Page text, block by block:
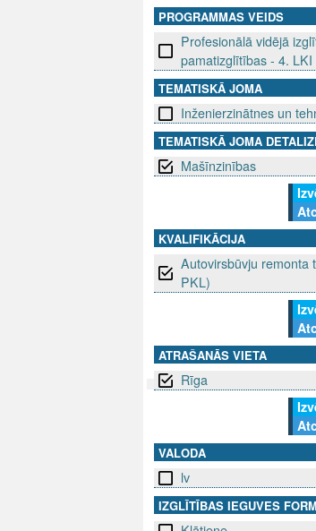
LPROGRAMMAS VEIDS
Profesionālā vidējā
pamatizglītības - 4. LKI
TEMATISKĀ JOMA
Inženierzinātnes un
TEMATISKĀ JOMA
Mašīnzinības
KVALIFIKĀCIJA
Autovirsbūvju remonta
PKL)
ATRAŠANĀS VIETA
Rīga
VALODA
lv
IZGLĪTĪBAS IEGUVES